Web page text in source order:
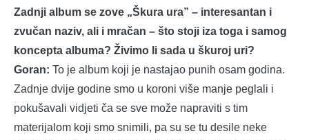
Zadnji album se zove „Škura ura” – interesantan i
zvučan naziv, ali i mračan – što stoji iza toga i samog
koncepta albuma? Živimo li sada u škuroj uri?
Goran: To je album koji je nastajao punih osam godina.
Zadnje dvije godine smo u koroni više manje peglali i
pokušavali vidjeti ča se sve može napraviti s tim
materijalom koji smo snimili, pa su se tu desile neke